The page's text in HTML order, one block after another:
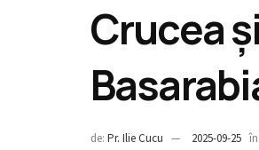
Crucea
de: Pr. Ilie Cucu 2025-09-25 în